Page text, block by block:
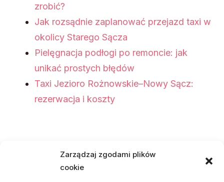
Zarządzaj zgodami plików
cookie
zrobić?
Jak rozsądnie zaplanować przejazd taxi w
okolicy Starego Sącza
Pielęgnacja podłogi po remoncie: jak
unikać prostych błędów
Taxi Jezioro Rożnowskie–Nowy Sącz:
rezerwacja i koszty
-Odbiór mieszkania – po co się go